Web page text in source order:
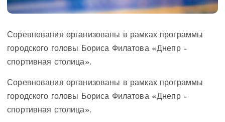
Соревнования организованы в рамках программы
городского головы Бориса Филатова «Днепр –
спортивная столица».
Соревнования организованы в рамках программы
городского головы Бориса Филатова «Днепр –
спортивная столица».